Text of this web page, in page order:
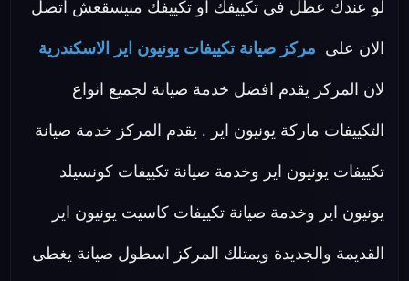
لو عندك عطل في تكييفك او تكييفك مبيسقعش اتصل
الان على مركز صيانة تكييفات يونيون اير الاسكندرية
لان المركز يقدم افضل خدمة صيانة لجميع انواع
التكييفات ماركة يونيون اير . يقدم المركز خدمة صيانة
تكييفات يونيون اير وخدمة صيانة تكييفات كونسيلد
يونيون اير وخدمة صيانة تكييفات كاسيت يونيون اير
القديمة والجديدة ويمتلك المركز اسطول صيانة يغطى